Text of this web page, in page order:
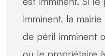
imminent, la
de péril imminent